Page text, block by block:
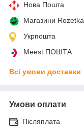
Нова Пошта
Магазини Rozetka
Укрпошта
Meest ПОШТА
Всі умови доставки
Умови оплати
Післяплата